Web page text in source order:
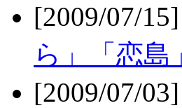
[2009/07/
ら」「恋
[2009/07/